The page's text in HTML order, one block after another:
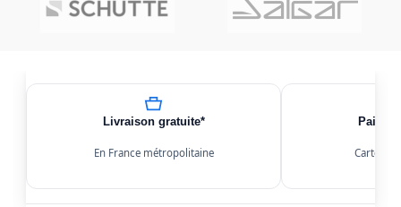
Livraison gratuite*
En France métropolitaine Carte,